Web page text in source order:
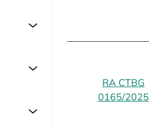
RA CTBG
0165/2025